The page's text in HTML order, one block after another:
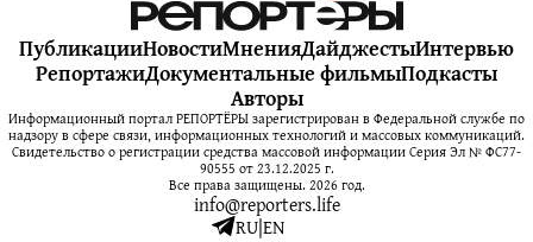
ПубликацииНовостиМненияДайджестыИнтервью
РепортажиДокументальные фильмыПодкасты
Авторы
Информационный портал РЕПОРТЁРЫ зарегистрирован в Федеральной службе по
надзору в сфере связи, информационных технологий и массовых коммуникаций.
Свидетельство о регистрации средства массовой информации Серия Эл № ФС77-
90555 от 23.12.2025 г.
Все права защищены. 2026 год.
info@reporters.life
RU|EN